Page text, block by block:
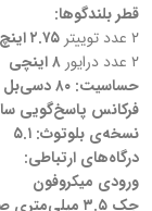
قطر بلندگوها:
۲ عدد توییتر
۲.۷۵ اینچ
۲ عدد درایور
۸ اینچی
حساسیت: ۸۰ دسی‌بل
فرکانس پاسخ‌گویی
نسخه‌ی بلوتوث: ۵.۱
درگاه‌های ارتباطی:
ورودی میکروفون
جک ۳.۵ میلی‌متری صدا